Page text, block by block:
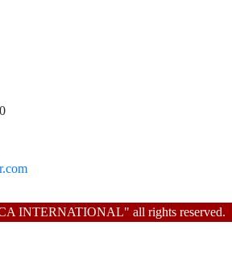
INTERNATIONAL" all rights reserved.